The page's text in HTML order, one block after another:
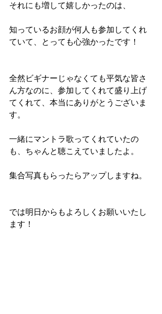
それにも増して嬉しかったのは、
知っているお顔が何人も参加してくれ
ていて、とっても心強かったです！
全然ビギナーじゃなくても平気な皆さ
ん方なのに、参加してくれて盛り上げ
てくれて、本当にありがとうございま
す。
一緒にマントラ歌ってくれていたの
も、ちゃんと聴こえていましたよ。
集合写真もらったらアップしますね。
では明日からもよろしくお願いいたし
ます！